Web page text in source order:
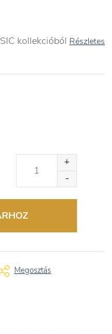
kollekcióból Részletes
Megosztás